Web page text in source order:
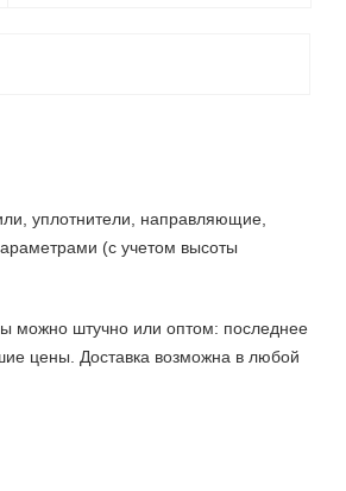
уплотнители, направляющие,
(с учетом высоты
можно штучно или оптом: последнее
цены. Доставка возможна в любой